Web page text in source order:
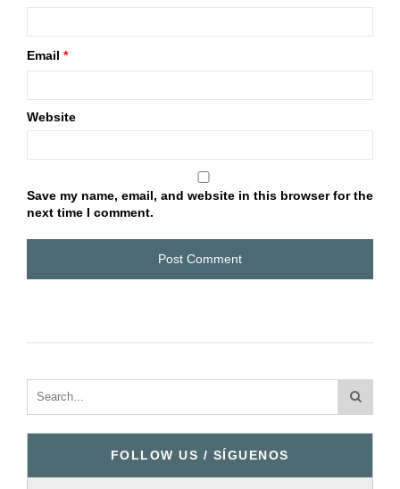
Email *
Website
Save my name, email, and website in this browser for the
next time I comment.
FOLLOW US / SÍGUENOS